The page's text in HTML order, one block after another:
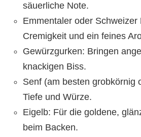
säuerliche Note.
Emmentaler oder Schweizer
Cremigkeit und ein feines
Gewürzgurken: Bringen
knackigen Biss.
Senf (am besten grobkörnig
Tiefe und Würze.
Eigelb: Für die goldene,
beim Backen.